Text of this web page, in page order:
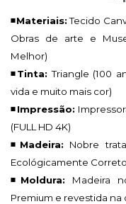
◾Materiais:Tecido
Obras de arte e
Melhor)
◾Tinta: Triangle (100
vida e muito mais cor)
◾Impressão:
(FULL HD 4K)
◾Madeira: Nobre
Ecológicamente Correto.
◾Moldura: Madeira
Premium e revestida